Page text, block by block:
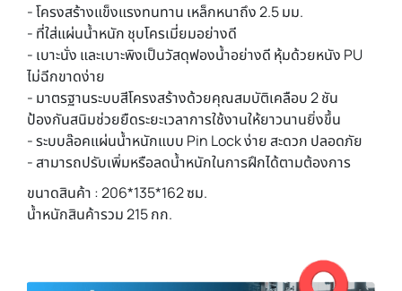
- โครงสร้างแข็งแรงทนทาน เหล็กหนาถึง 2.5 มม.
- ที่ใส่แผ่นน้ำหนัก ชุบโครเมี่ยมอย่างดี
- เบาะนั่ง และเบาะพิงเป็นวัสดุฟองน้ำอย่างดี หุ้มด้วยหนัง PU
ไม่ฉีกขาดง่าย
- มาตรฐานระบบสีโครงสร้างด้วยคุณสมบัติเคลือบ 2 ชัน
ป้องกันสนิมช่วยยืดระยะเวลาการใช้งานให้ยาวนานยิ่งขึ้น
- ระบบล๊อคแผ่นน้ำหนักแบบ Pin Lock ง่าย สะดวก ปลอดภัย
- สามารถปรับเพิ่มหรือลดน้ำหนักในการฝึกได้ตามต้องการ
ขนาดสินค้า : 206*135*162 ซม.
น้ำหนักสินค้ารวม 215 กก.